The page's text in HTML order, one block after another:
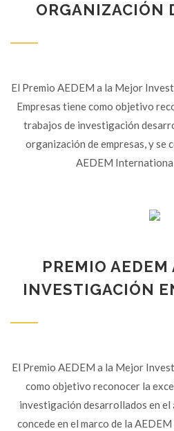
ORGANIZACIÓN
El Premio AEDEM a la Mejor
Empresas tiene como objetivo
trabajos de investigación
organización de empresas, y se
AEDEM
PREMIO AEDEM
INVESTIGACIÓN
El Premio AEDEM a la Mejor
como objetivo reconocer la
investigación desarrollados en el
concede en el marco de la